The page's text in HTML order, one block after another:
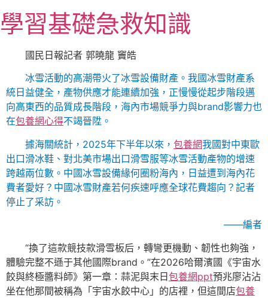
至
主
學習基礎急救知識
國民日報記者 郭曉龍 竇皓
冰雪活動的高潮帶火了冰雪設備財產。我國冰雪財產系
統日益健全，產物供應才能連續加強，正慢慢從起步階段邁
向高東西的品質成長階段，海內市場競爭力與brand影響力也
在包養網心得不竭晉陞。
據海關統計，2025年下半年以來， 包養網我國對中東歐
出口滑冰鞋、對北美市場出口滑雪服等冰雪活動產物的增速
跨越兩位數。中國冰雪設備緣何圈粉海內，日益遭到海內花
費者愛好？中國冰雪財產若何疾速呼應全球花費趨向？記者
停止了采訪。
——編者
“換了這款競技款滑雪板后，轉彎更機動、韌性也夠強，
體驗完整不遜于其他國際brand。”在2026哈爾濱國《宇宙水
餃與終極醬料師》第一章：蒜泥與末日包養網ppt預兆廖沾沾
坐在他那間被稱為「宇宙水餃中心」的店裡，但這間店包養